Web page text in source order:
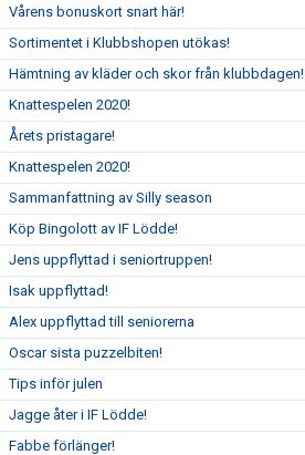
Vårens bonuskort snart här!
Sortimentet i Klubbshopen utökas!
Hämtning av kläder och skor från klubbdagen!
Knattespelen 2020!
Årets pristagare!
Knattespelen 2020!
Sammanfattning av Silly season
Köp Bingolott av IF Lödde!
Jens uppflyttad i seniortruppen!
Isak uppflyttad!
Alex uppflyttad till seniorerna
Oscar sista puzzelbiten!
Tips inför julen
Jagge åter i IF Lödde!
Fabbe förlänger!